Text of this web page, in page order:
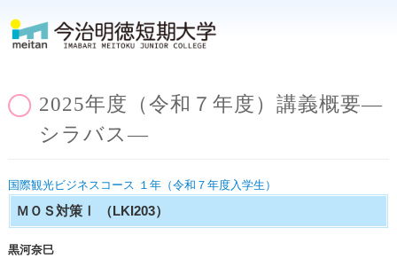
2025年度（令和７年度）講義概要―
シラバス―
国際観光ビジネスコース １年（令和７年度入学生）
ＭＯＳ対策Ⅰ （LKI203）
黒河奈巳